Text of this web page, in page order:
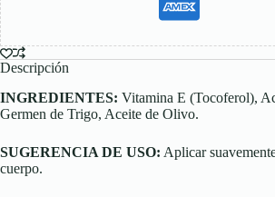
Descripción
INGREDIENTES: Vitamina E (Tocoferol),
Germen de Trigo, Aceite de Olivo.
SUGERENCIA DE USO: Aplicar
cuerpo.